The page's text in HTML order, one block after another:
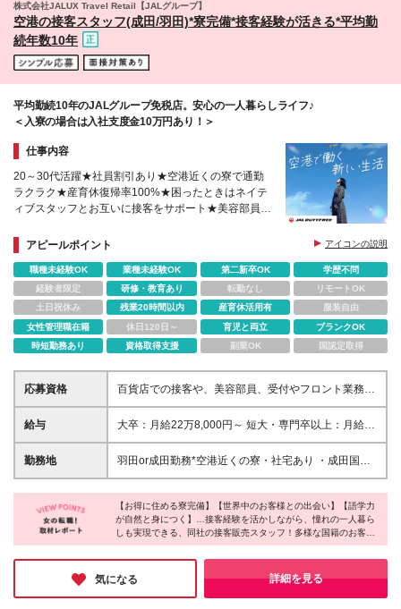
内2-6-1 丸の内ブリックスクエア 1F ＊松屋銀座店：
東京都中央区銀座3-6-1 松屋銀座1F ＊代官山猿楽町
豊島区南池袋1丁目28-1 西武池袋本店 1F ＜神奈川＞
株式会社JALUX Travel Retail【JALグループ】
空港の接客スタッフ(成田/羽田)*寮完備*接客経験が活きる*平均勤
続年数10年
平均勤続10年のJALグループ免税店。安心の一人暮らしライフ♪
＜入寮の場合は入社支度金10万円あり！＞
仕事内容
20～30代活躍★社員割引あり★空港近くの寮で通勤
ラクラク★産育休復帰率100%★困ったときはネイテ
ィブスタッフとお互いに接客をサポート★美容部員経
アピールポイント
アイコンの説明
職種未経験OK 業種未経験OK 第二新卒OK
学歴不問
経験者限定
研修・教育あり 転勤なし
リモートOK
土日祝休み
残業20時間以内 産育休活用有
服装自由
女性管理職在籍
休日120日～ 育児と両立
ブランクOK
時短勤務あり
資格取得支援 副業OK 国認定取得
応募資格
百貨店での接客や、美容部員、受付やフロント業務経
験をお持ちの方は大歓迎！ お客様と話すことが好き
な方、海外の文化に触れることが好きな方はきっと楽
い◎） ※学歴不問 ※外国籍の場合はN1以上を取得さ
れている方を想定しています 【以下のような方にピ
人暮らしを始めたい方 ・人と話すことが好きな方
【元グランドスタッフも多数活躍中！】 「ワークラ
イフバランスを大切にしながら、この先も長く空港で
る、接客の時間を楽しんでいます♪ **ここまで読んで
くださったあなたに** 選考通過のポイントを選考プロ
給与
大卒：月給22万8,000円～ 短大・専門卒以上：月給22
万2,000円～ ※一律交代勤務手当 月額固定支給分
10,000円含む ※月給は経験・スキルを考慮し、当社
場合1回500円追加支給 ┗月額平均支給実績5,000円
※残業代は全額支給 ※交通費全額支給 ※試用期間中(3
ヶ月間)の給与・待遇に変更はございません。 〈年収
動あり） ※上記は賞与を満額支給した場合の想定年収
です。 ※初年度は入社時期により賞与支給額が異なる
ため、上記年収例を下回る場合があります
勤務地
羽田or成田勤務*空港近くの寮・社宅あり ・成田国際
空港 第2ターミナル：千葉県成田市古込1−1 ・羽田空
港 第3ターミナル：東京都大田区羽田空港2-6-5
【お得に住める寮完備】【世界中のお客様との出会い】【語学力
が自然と身につく】…接客経験を活かしながら、憧れの一人暮ら
しも実現できる、同社の接客販売スタッフ！多様な国籍のお客様
をおもてなしする楽しさを味わえるのは、空港という特別な場所
ならではだと感じました♪海外の人との会話を楽しんだり、接客
スキルを高めたいという方にはピッタリの環境ではないでしょう
か！
気になる 詳細を見る